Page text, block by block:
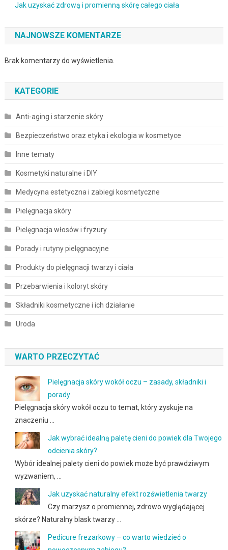
Jak uzyskać zdrową i promienną skórę całego ciała
NAJNOWSZE KOMENTARZE
Brak komentarzy do wyświetlenia.
KATEGORIE
Anti-aging i starzenie skóry
Bezpieczeństwo oraz etyka i ekologia w kosmetyce
Inne tematy
Kosmetyki naturalne i DIY
Medycyna estetyczna i zabiegi kosmetyczne
Pielęgnacja skóry
Pielęgnacja włosów i fryzury
Porady i rutyny pielęgnacyjne
Produkty do pielęgnacji twarzy i ciała
Przebarwienia i koloryt skóry
Składniki kosmetyczne i ich działanie
Uroda
WARTO PRZECZYTAĆ
Pielęgnacja skóry wokół oczu – zasady, składniki i
porady
Pielęgnacja skóry wokół oczu to temat, który zyskuje na
znaczeniu …
Jak wybrać idealną paletę cieni do powiek dla Twojego
odcienia skóry?
Wybór idealnej palety cieni do powiek może być prawdziwym
wyzwaniem, …
Jak uzyskać naturalny efekt rozświetlenia twarzy
Czy marzysz o promiennej, zdrowo wyglądającej
skórze? Naturalny blask twarzy …
Pedicure frezarkowy – co warto wiedzieć o